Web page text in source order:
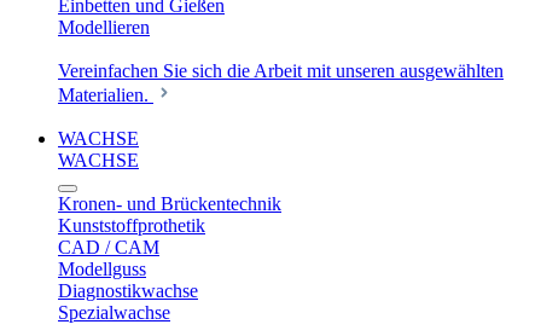
Einbetten und Gießen
Modellieren
Vereinfachen Sie sich die Arbeit mit unseren ausgewählten
Materialien.
WACHSE
WACHSE
Kronen- und Brückentechnik
Kunststoffprothetik
CAD / CAM
Modellguss
Diagnostikwachse
Spezialwachse